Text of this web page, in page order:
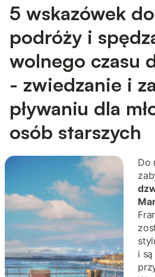
5 wskazówek
podróży i
wolnego czasu
- zwiedzanie i
pływaniu dla
osób starszych
Do
i